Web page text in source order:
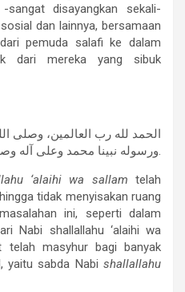
disayangkan sekali-
dan lainnya, bersamaan
pemuda salafi ke dalam
dari mereka yang sibuk
الحمد لله رب العالمين، وصلى
‘alaihi wa sallam telah
tidak menyisakan ruang
ini, seperti dalam
Nabi shallallahu ‘alaihi wa
telah masyhur bagi banyak
yaitu sabda Nabi shallallahu